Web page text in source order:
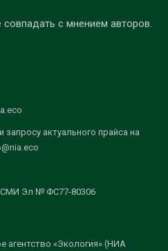
с мнением авторов.
актуального прайса на
СМИ Эл № ФС77-80306
агентство «Экология» (НИА